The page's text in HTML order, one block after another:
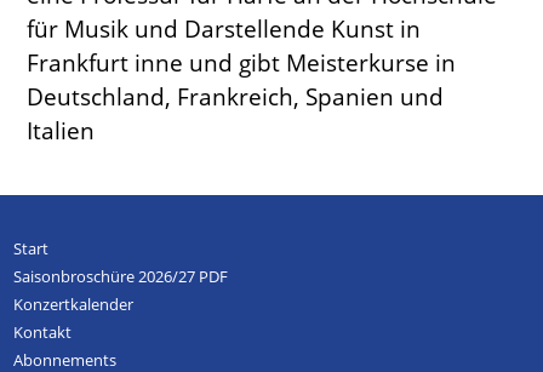
für Musik und Darstellende Kunst in
Frankfurt inne und gibt Meisterkurse in
Deutschland, Frankreich, Spanien und
Italien
Start
Saisonbroschüre 2026/27 PDF
Konzertkalender
Kontakt
Abonnements